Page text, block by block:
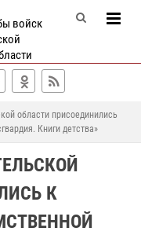
войск
области присоединились
Книги детства»
К